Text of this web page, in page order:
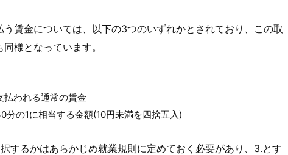
賃金については、以下の3つのいずれかとされており、この取
様となっています。
払われる通常の賃金
分の1に相当する金額(10円未満を四捨五入)
するかはあらかじめ就業規則に定めておく必要があり、3.とす